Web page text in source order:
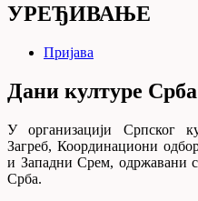
УРЕЂИВАЊЕ
Пријава
Дани културе Срба
У организацији Српског
Загреб, Координациони
и Западни Срем, одржавани
Срба.